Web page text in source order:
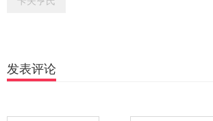
发表评论